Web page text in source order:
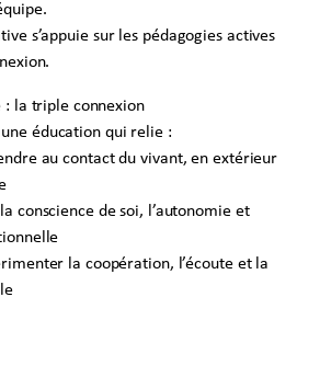
s’appuie sur les pédagogies actives
: la triple connexion
éducation qui relie :
au contact du vivant, en extérieur
conscience de soi, l’autonomie et
la coopération, l’écoute et la